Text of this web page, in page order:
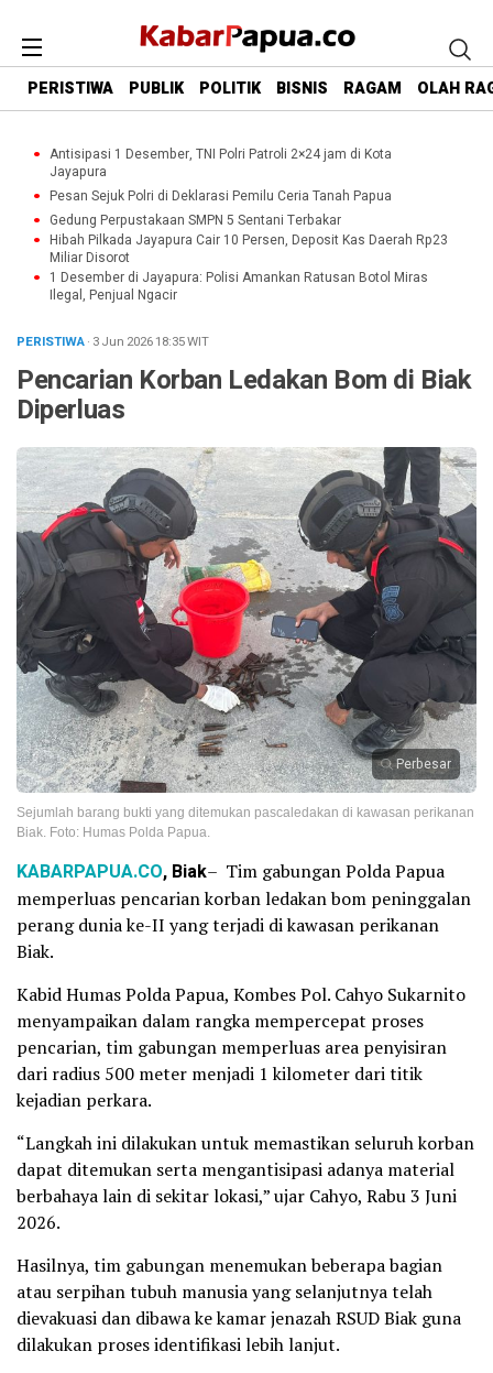
PERISTIWA PUBLIK POLITIK BISNIS RAGAM OLAH
Antisipasi 1 Desember, TNI Polri Patroli 2×24 jam di Kota
Jayapura
Pesan Sejuk Polri di Deklarasi Pemilu Ceria Tanah Papua
Gedung Perpustakaan SMPN 5 Sentani Terbakar
Hibah Pilkada Jayapura Cair 10 Persen, Deposit Kas Daerah Rp23
Miliar Disorot
1 Desember di Jayapura: Polisi Amankan Ratusan Botol Miras
Ilegal, Penjual Ngacir
PERISTIWA· 3 Jun 202618:35WIT
Pencarian Korban Ledakan Bom di Biak
Diperluas
Perbesar
Sejumlah barang bukti yang ditemukan pascaledakan di kawasan perikanan
Biak. Foto: Humas Polda Papua.
KABARPAPUA.CO, Biak– Tim gabungan Polda Papua
memperluas pencarian korban ledakan bom peninggalan
perang dunia ke-II yang terjadi di kawasan perikanan
Biak.
Kabid Humas Polda Papua, Kombes Pol. Cahyo Sukarnito
menyampaikan dalam rangka mempercepat proses
pencarian, tim gabungan memperluas area penyisiran
dari radius 500 meter menjadi 1 kilometer dari titik
kejadian perkara.
“Langkah ini dilakukan untuk memastikan seluruh korban
dapat ditemukan serta mengantisipasi adanya material
berbahaya lain di sekitar lokasi,” ujar Cahyo, Rabu 3 Juni
2026.
Hasilnya, tim gabungan menemukan beberapa bagian
atau serpihan tubuh manusia yang selanjutnya telah
dievakuasi dan dibawa ke kamar jenazah RSUD Biak guna
dilakukan proses identifikasi lebih lanjut.